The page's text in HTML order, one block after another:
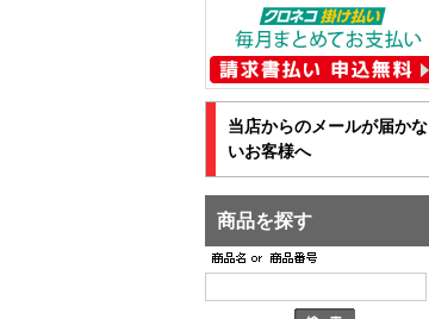
当店からのメールが届かな
いお客様へ
商品を探す